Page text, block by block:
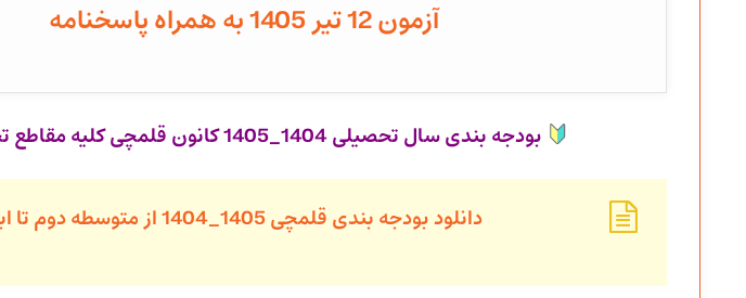
آزمون 12 تیر 1405 به همراه پاسخنامه
بودجه بندی سال تحصیلی 1404_1405 کانون قلمچی کلیه مقاطع تحصیلی
دانلود بودجه بندی قلمچی 1405_1404 از متوسطه دوم تا ابتدایی